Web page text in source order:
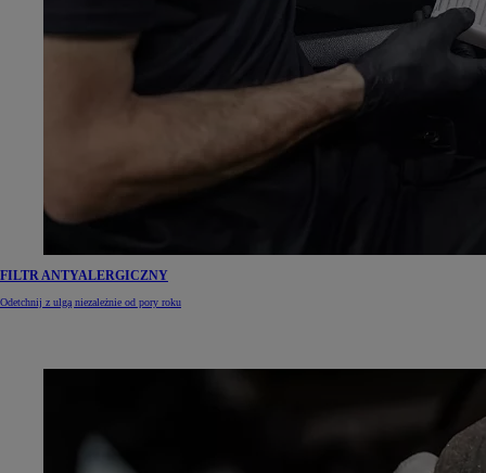
FILTR ANTYALERGICZNY
Odetchnij z ulgą niezależnie od pory roku